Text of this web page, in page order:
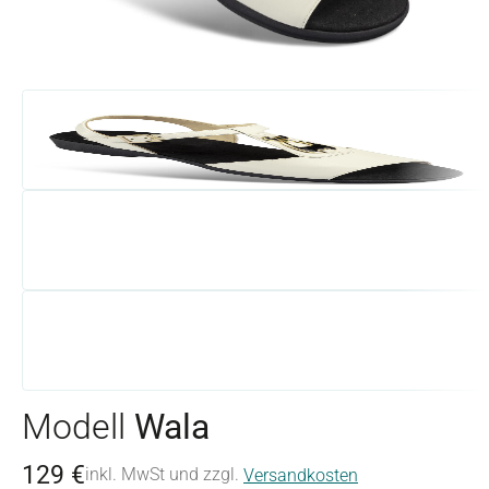
Modell Wala
129 €inkl. MwSt und zzgl. Versandkosten